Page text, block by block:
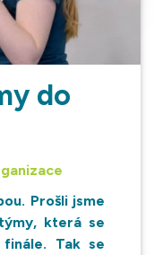
do
Prošli jsme
která se
Tak se